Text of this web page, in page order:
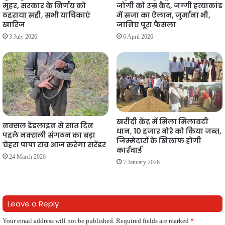
मुहर, सरकार के निर्णय को
ठहराया सही, सभी याचिकाएं
खारिज
3 July 2026
जोगी को उम्र कैद, जग्गी हत्याकांड
में सजा का ऐलान, जुर्माना भी,
जानिए पूरा फैसला
6 April 2026
नक्सल डेडलाइन से सात दिन
पहले नक्सली संगठन का बड़ा
चेहरा पापा राव आज करेगा सरेंडर
24 March 2026
खरीदी केंद्र में मिला मिलावटी
धान, 10 हजार बोरे को किया जब्त,
जिम्मेदारों के खिलाफ होगी
कार्रवाई
7 January 2026
Leave a Reply
Your email address will not be published. Required fields are marked *